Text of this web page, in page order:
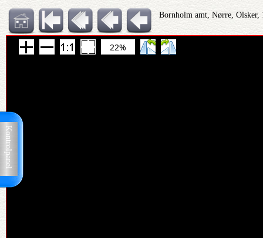
Kontrolpanel
Bornholm amt, Nørre, Olsker,
22%